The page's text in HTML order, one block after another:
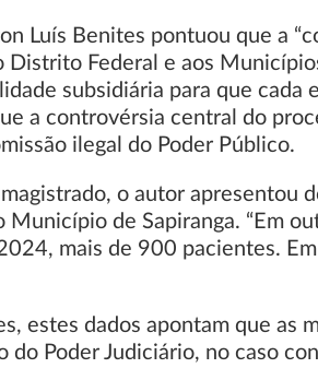
Luís Benites pontuou que a
Distrito Federal e aos
subsidiária para que cada
a controvérsia central do
ilegal do Poder Público.
o autor apresentou
Município de Sapiranga. “Em
mais de 900 pacientes.
estes dados apontam que as
do Poder Judiciário, no caso